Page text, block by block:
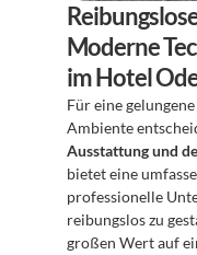
Moderne
im Hotel
Für eine gelungene
Ausstattung und
bietet eine
professionelle
reibungslos zu